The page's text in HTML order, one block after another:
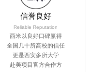
信誉良好
Reliable Reputation
西米以良好口碑赢得
全国几十所高校的信任
更是西安多所大学
赴美项目官方合作方